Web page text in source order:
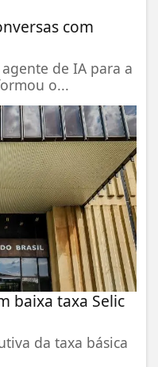
com
de IA para a
o...
baixa taxa Selic
da taxa básica